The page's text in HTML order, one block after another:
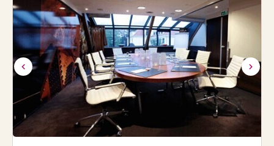
delingen, diverse massages en de hamam scrub steen.
Daarnaast kun je gebruikmaken van het zwembad en de
sauna‘s. De sportievelingen onder ons kunnen heerlijk
sporten in de fitness voorzien van modern sport
equipment.